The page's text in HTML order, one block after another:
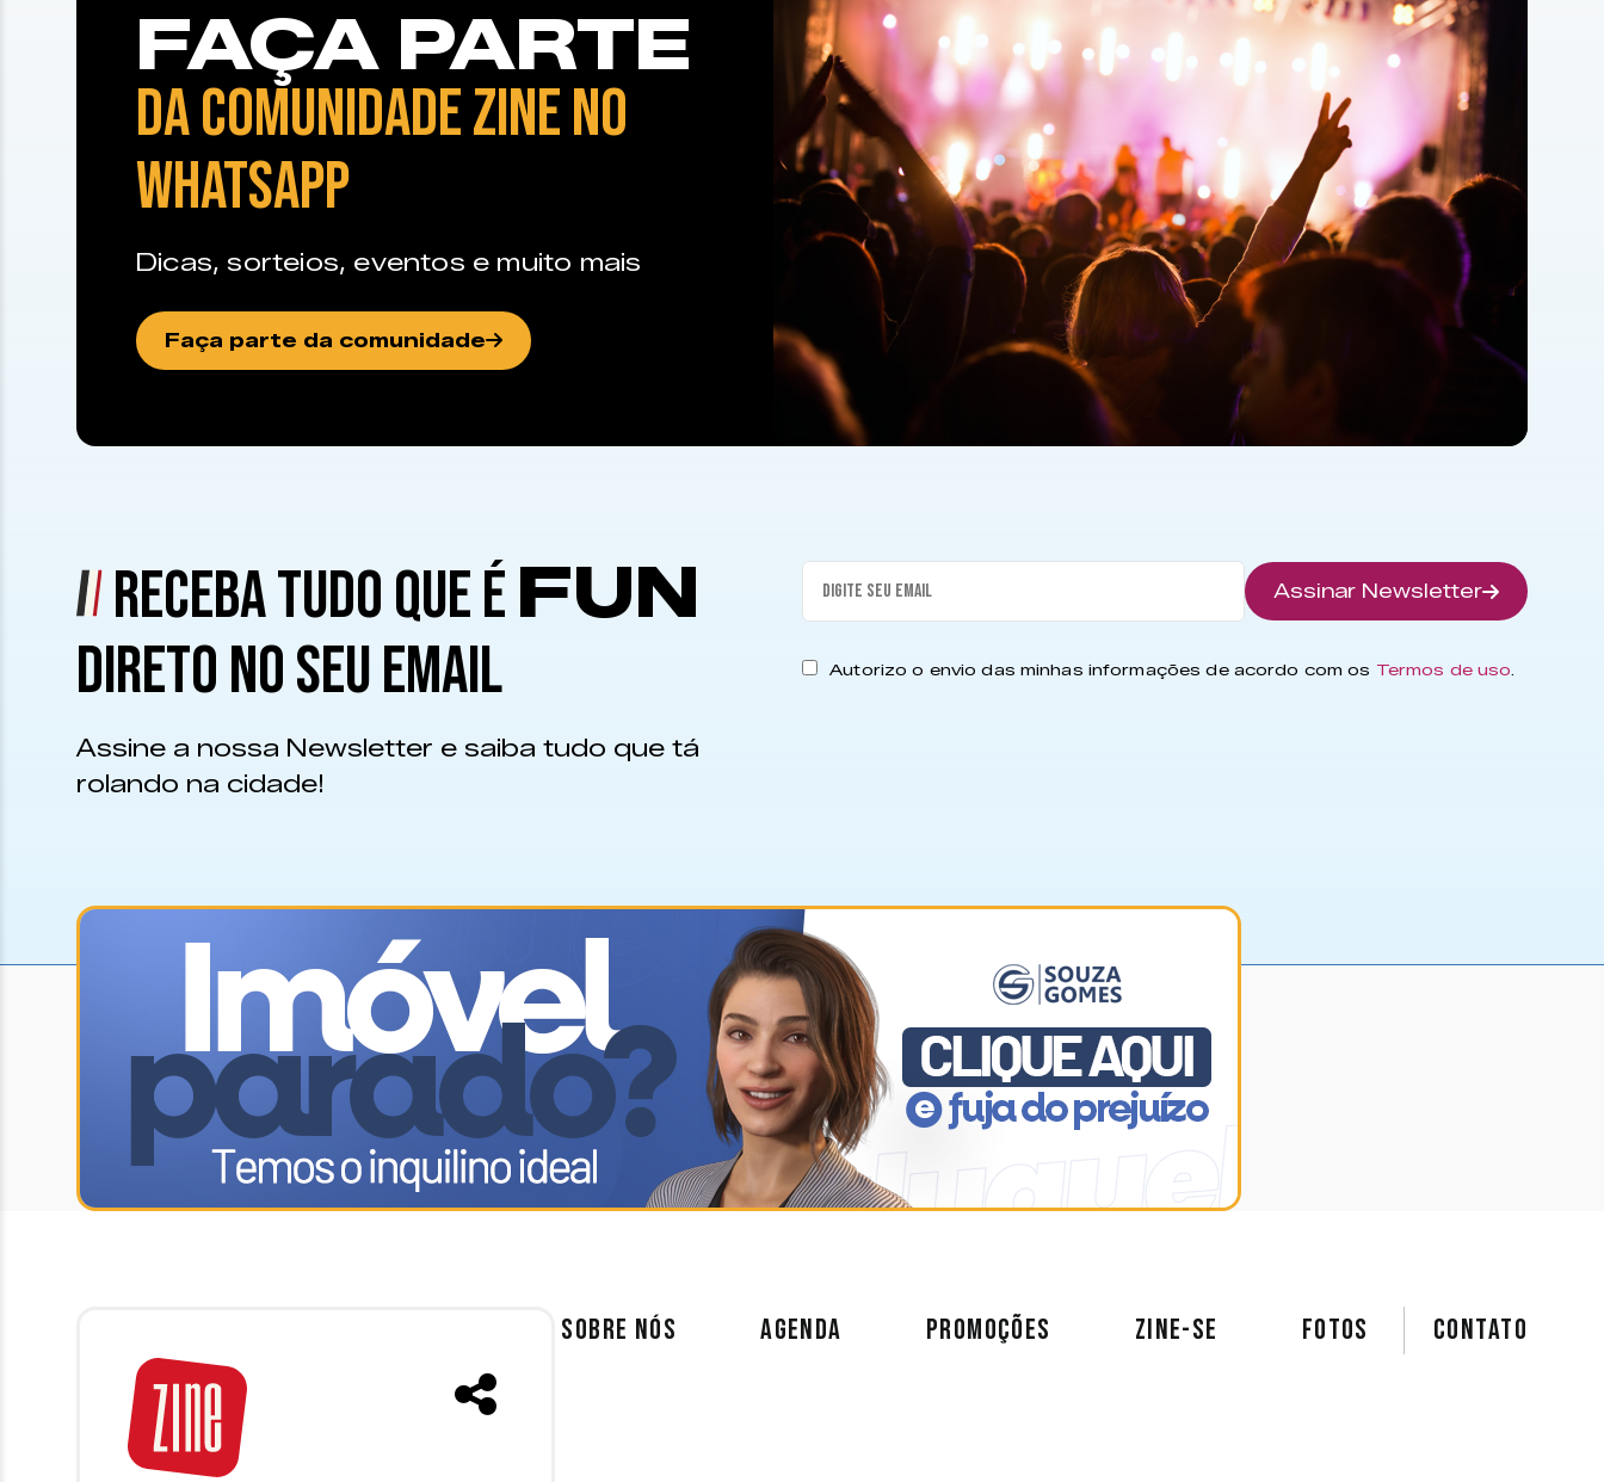
FAÇA PARTE
DA COMUNIDADE ZINE NO
WHATSAPP
Dicas, sorteios, eventos e muito mais
Faça parte da comunidade
RECEBA TUDO QUE ÉFUN
DIRETO NO SEU EMAIL
Assine a nossa Newsletter e saiba tudo que tá
rolando na cidade!
Assinar Newsletter
Autorizo o envio das minhas informações de acordo com os Termos de uso
SOBRE NÓS AGENDA PROMOÇÕES ZINE-SE FOTOS Contato